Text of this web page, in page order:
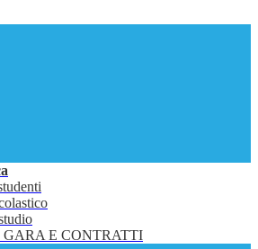
E CONTRATTI